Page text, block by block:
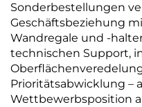
Sonderbestellungen
Geschäftsbeziehung
Wandregale und -
technischen Support,
Prioritätsabwicklung –
Wettbewerbsposition